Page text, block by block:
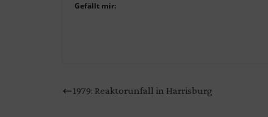
Gefällt mir:
1979: Reaktorunfall in Harrisburg